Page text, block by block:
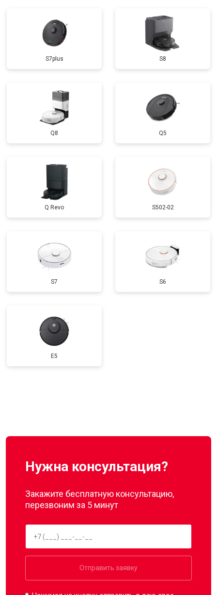
S7plus S8
Q8 Q5
Q Revo S502-02
S7 S6
E5
Нужна консультация?
Закажите бесплатную консультацию,
перезвоним за 5 минут
Отправить заявку